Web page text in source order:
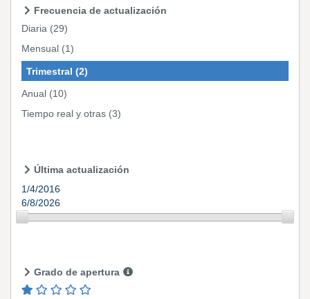
Frecuencia de actualización
Diaria (29)
Mensual (1)
Trimestral (2)
Anual (10)
Tiempo real y otras (3)
Última actualización
1/4/2016
6/8/2026
Grado de apertura